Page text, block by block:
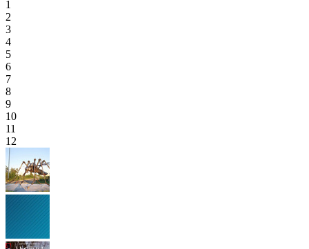
1
2
3
4
5
6
7
8
9
10
11
12